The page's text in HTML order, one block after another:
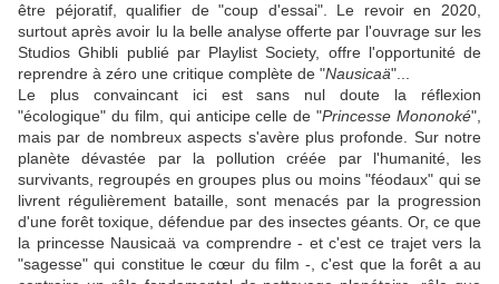
être péjoratif, qualifier de "coup d'essai". Le revoir en 2020,
surtout après avoir lu la belle analyse offerte par l'ouvrage sur les
Studios Ghibli publié par Playlist Society, offre l'opportunité de
reprendre à zéro une critique complète de "Nausicaä"...
Le plus convaincant ici est sans nul doute la réflexion
"écologique" du film, qui anticipe celle de "Princesse Mononoké",
mais par de nombreux aspects s'avère plus profonde. Sur notre
planète dévastée par la pollution créée par l'humanité, les
survivants, regroupés en groupes plus ou moins "féodaux" qui se
livrent régulièrement bataille, sont menacés par la progression
d'une forêt toxique, défendue par des insectes géants. Or, ce que
la princesse Nausicaä va comprendre - et c'est ce trajet vers la
"sagesse" qui constitue le cœur du film -, c'est que la forêt a au